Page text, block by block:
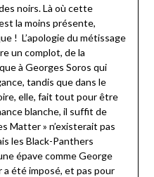
noirs. Là où cette
la moins présente,
! L’apologie du métissage
un complot, de la
à Georges Soros qui
tandis que dans le
elle, fait tout pour être
blanche, il suffit de
Matter » n’existerait pas
les Black-Panthers
épave comme George
été imposé, et pas pour